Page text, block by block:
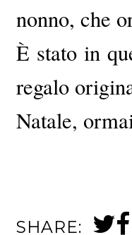
nonno, che
È stato in
regalo
Natale,
SHARE: